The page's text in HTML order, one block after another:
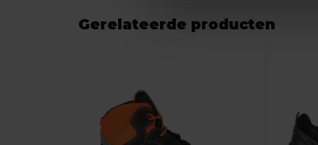
Gerelateerde producten